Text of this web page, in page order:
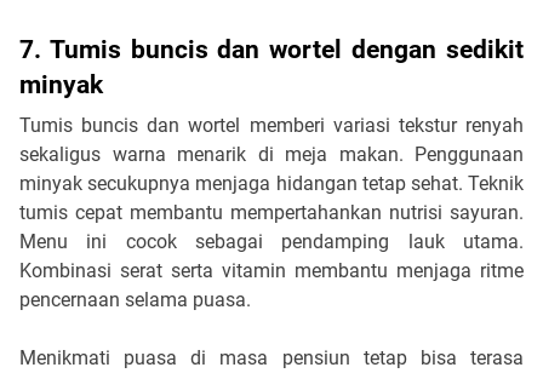
7. Tumis buncis dan wortel dengan sedikit
minyak
Tumis buncis dan wortel memberi variasi tekstur renyah
sekaligus warna menarik di meja makan. Penggunaan
minyak secukupnya menjaga hidangan tetap sehat. Teknik
tumis cepat membantu mempertahankan nutrisi sayuran.
Menu ini cocok sebagai pendamping lauk utama.
Kombinasi serat serta vitamin membantu menjaga ritme
pencernaan selama puasa.
Menikmati puasa di masa pensiun tetap bisa terasa